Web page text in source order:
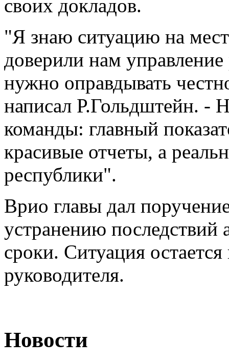
своих докладов.
"Я знаю ситуацию на
доверили нам
нужно оправдывать
написал Р.Гольдштейн. -
команды: главный
красивые отчеты, а
республики".
Врио главы дал
устранению последствий
сроки. Ситуация
руководителя.
Новости